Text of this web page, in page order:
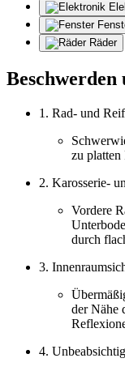
Räder
1. Rad- und
zu
2. Karosserie-
Vordere
durch
3.
der Nähe
4.